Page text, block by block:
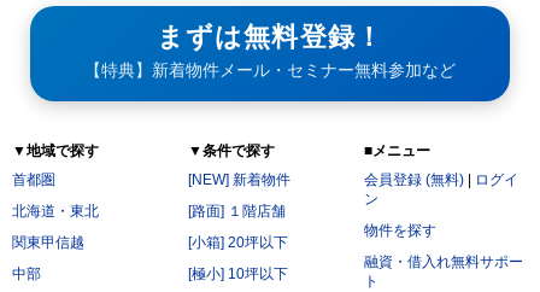
まずは無料登録！
【特典】新着物件メール・セミナー無料参加など
▼地域で探す
首都圏
北海道・東北
関東甲信越
中部
▼条件で探す
[NEW] 新着物件
[路面] １階店舗
[小箱] 20坪以下
[極小] 10坪以下
■メニュー
会員登録 (無料)
ログイ
ン
物件を探す
融資・借入れ無料サポー
ト